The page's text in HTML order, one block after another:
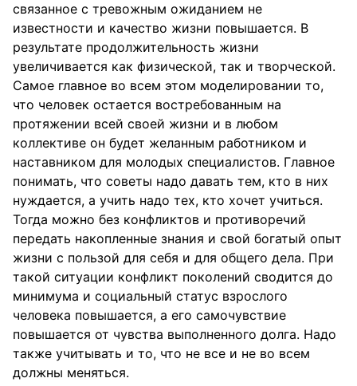
связанное с тревожным ожиданием не
известности и качество жизни повышается. В
результате продолжительность жизни
увеличивается как физической, так и творческой.
Самое главное во всем этом моделировании то,
что человек остается востребованным на
протяжении всей своей жизни и в любом
коллективе он будет желанным работником и
наставником для молодых специалистов. Главное
понимать, что советы надо давать тем, кто в них
нуждается, а учить надо тех, кто хочет учиться.
Тогда можно без конфликтов и противоречий
передать накопленные знания и свой богатый опыт
жизни с пользой для себя и для общего дела. При
такой ситуации конфликт поколений сводится до
минимума и социальный статус взрослого
человека повышается, а его самочувствие
повышается от чувства выполненного долга. Надо
также учитывать и то, что не все и не во всем
должны меняться.